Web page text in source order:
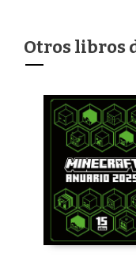
Otros libros